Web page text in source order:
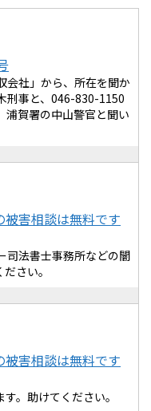
会社」から、所在を聞か
刑事と、046-830-1150
賀署の中山警官と聞い
被害相談は無料です
司法書士事務所などの闇
さい。
被害相談は無料です
。助けてください。